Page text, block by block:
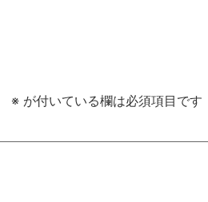
※ が付いている欄は必須項目です